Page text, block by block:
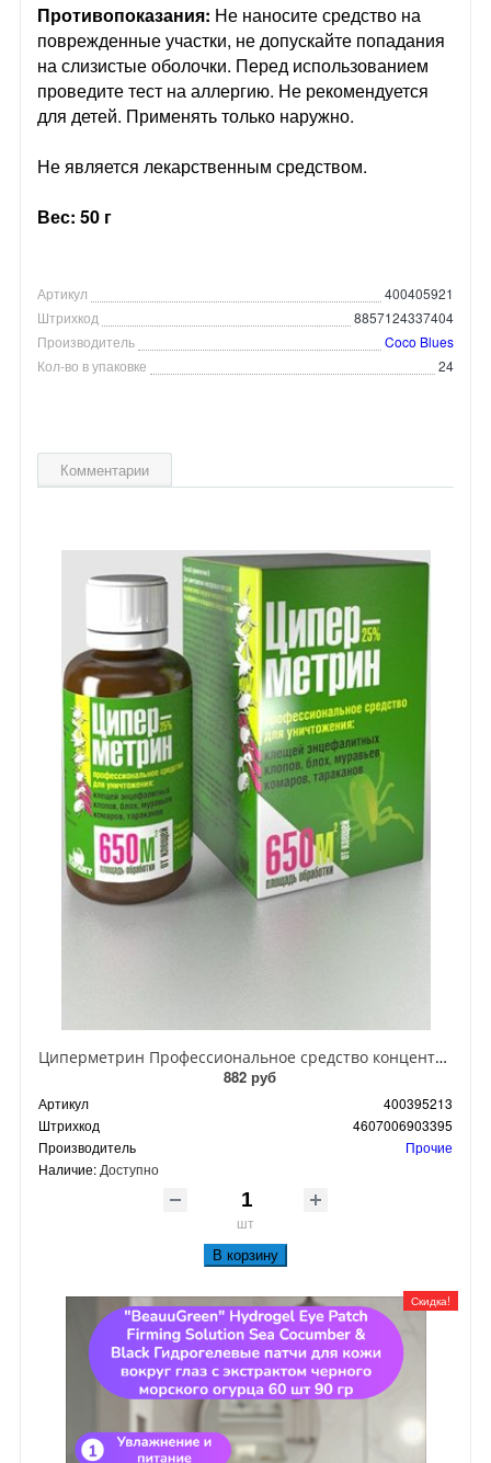
Противопоказания: Не наносите средство на
поврежденные участки, не допускайте попадания
на слизистые оболочки. Перед использованием
проведите тест на аллергию. Не рекомендуется
для детей. Применять только наружно.
Не является лекарственным средством.
Вес: 50 г
Артикул
400405921
Штрихкод
8857124337404
Производитель
Coco Blues
Кол-во в упаковке
24
Комментарии
Циперметрин Профессиональное средство концентрат эмульсии 25% для уничтожения тараканов, мух,комаров, блох, клопов, муравьев, ос 50 мл
882 руб
Артикул
400395213
Штрихкод
4607006903395
Производитель
Прочие
Наличие: Доступно
шт
В корзину
Скидка!